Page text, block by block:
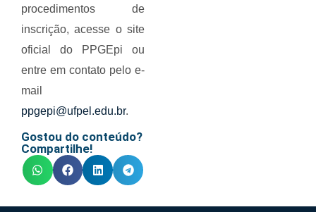
procedimentos de
inscrição, acesse o site
oficial do PPGEpi ou
entre em contato pelo e-
mail
ppgepi@ufpel.edu.br.
Gostou do conteúdo?
Compartilhe!